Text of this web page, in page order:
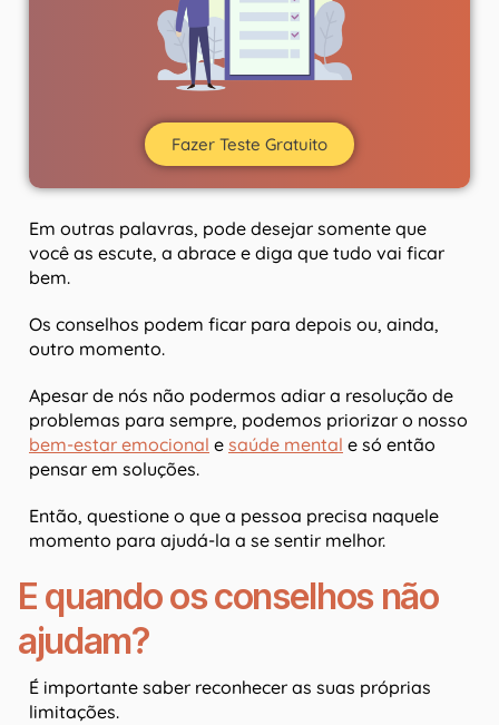
Fazer Teste Gratuito
Em outras palavras, pode desejar somente que
você as escute, a abrace e diga que tudo vai ficar
bem.
Os conselhos podem ficar para depois ou, ainda,
outro momento.
Apesar de nós não podermos adiar a resolução de
problemas para sempre, podemos priorizar o nosso
bem-estar emocional e saúde mental e só então
pensar em soluções.
Então, questione o que a pessoa precisa naquele
momento para ajudá-la a se sentir melhor.
E quando os conselhos não
ajudam?
É importante saber reconhecer as suas próprias
limitações.